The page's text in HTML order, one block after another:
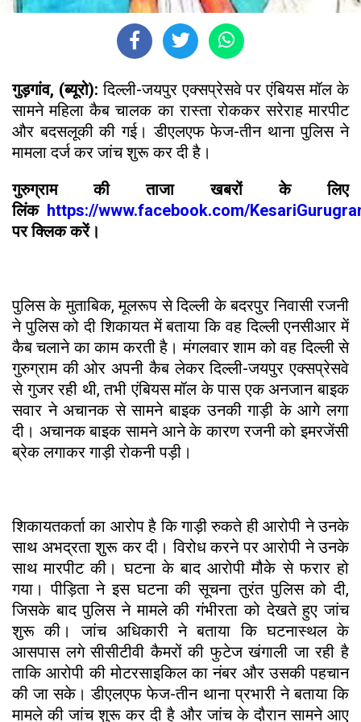
गुड़गांव, (ब्यूरो):दिल्ली-जयपुर एक्सप्रेसवे पर एंबियस मॉल के
सामने महिला कैब चालक का रास्ता रोककर सरेराह मारपीट
और बदसलूकी की गई। डीएलएफ फेज-तीन थाना पुलिस ने
मामला दर्ज कर जांच शुरू कर दी है।
गुरुग्राम की ताजा खबरों के लिए
लिंक https://www.facebook.com/
पर क्लिक करें।
पुलिस के मुताबिक, मूलरूप से दिल्ली के बदरपुर निवासी रजनी
ने पुलिस को दी शिकायत में बताया कि वह दिल्ली एनसीआर में
कैब चलाने का काम करती है। मंगलवार शाम को वह दिल्ली से
गुरुग्राम की ओर अपनी कैब लेकर दिल्ली-जयपुर एक्सप्रेसवे
से गुजर रही थी, तभी एंबियस मॉल के पास एक अनजान बाइक
सवार ने अचानक से सामने बाइक उनकी गाड़ी के आगे लगा
दी। अचानक बाइक सामने आने के कारण रजनी को इमरजेंसी
ब्रेक लगाकर गाड़ी रोकनी पड़ी।
शिकायतकर्ता का आरोप है कि गाड़ी रुकते ही आरोपी ने उनके
साथ अभद्रता शुरू कर दी। विरोध करने पर आरोपी ने उनके
साथ मारपीट की। घटना के बाद आरोपी मौके से फरार हो
गया। पीड़िता ने इस घटना की सूचना तुरंत पुलिस को दी,
जिसके बाद पुलिस ने मामले की गंभीरता को देखते हुए जांच
शुरू की। जांच अधिकारी ने बताया कि घटनास्थल के
आसपास लगे सीसीटीवी कैमरों की फुटेज खंगाली जा रही है
ताकि आरोपी की मोटरसाइकिल का नंबर और उसकी पहचान
की जा सके। डीएलएफ फेज-तीन थाना प्रभारी ने बताया कि
मामले की जांच शुरू कर दी है और जांच के दौरान सामने आए